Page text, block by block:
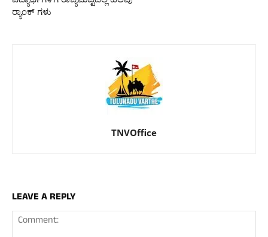
ರ‍್ಯಾಂಕ್ ಗಳು
TNVOffice
LEAVE A REPLY